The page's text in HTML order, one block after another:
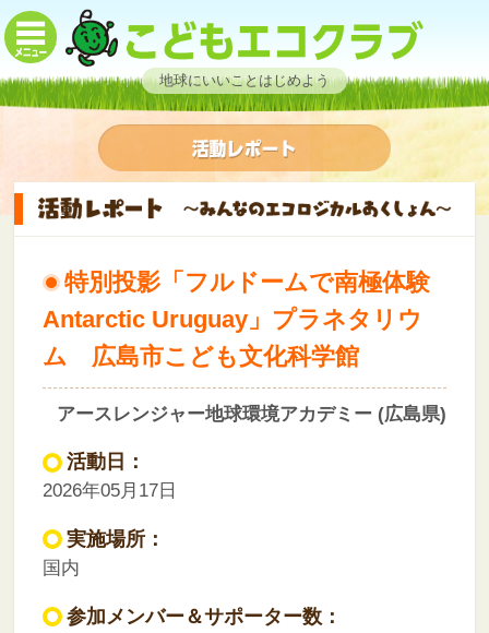
地球にいいことはじめよう
特別投影「フルドームで南極体験
Antarctic Uruguay」プラネタリウ
ム 広島市こども文化科学館
アースレンジャー地球環境アカデミー (広島県)
活動日：
2026年05月17日
実施場所：
国内
参加メンバー＆サポーター数：